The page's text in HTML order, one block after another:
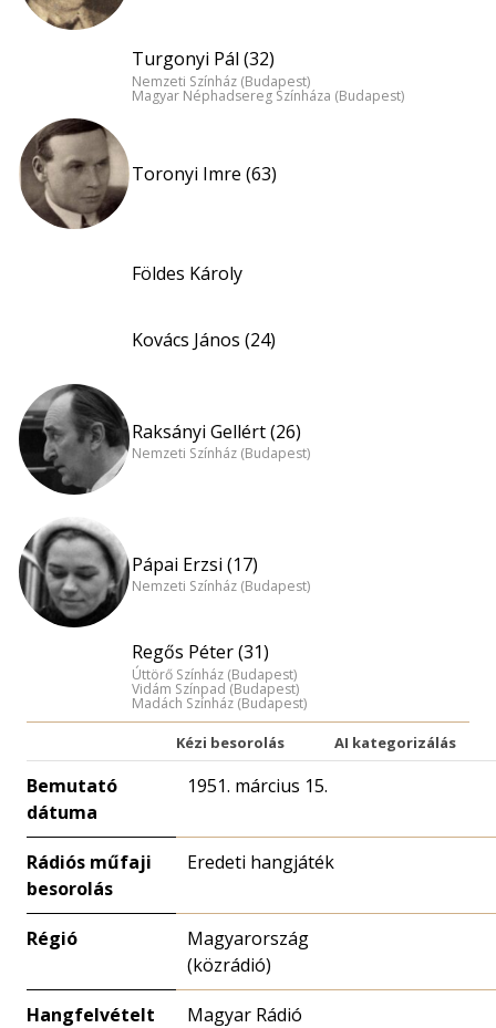
Turgonyi Pál (32)
Nemzeti Színház (Budapest)
Magyar Néphadsereg Színháza (Budapest)
Toronyi Imre (63)
Földes Károly
Kovács János (24)
Raksányi Gellért (26)
Nemzeti Színház (Budapest)
Pápai Erzsi (17)
Nemzeti Színház (Budapest)
Regős Péter (31)
Úttörő Színház (Budapest)
Vidám Színpad (Budapest)
Madách Színház (Budapest)
Kézi besorolás AI kategorizálás
Bemutató
dátuma
1951. március 15.
Rádiós műfaji
besorolás
Eredeti hangjáték
Régió
Magyarország
(közrádió)
Hangfelvételt
Magyar Rádió